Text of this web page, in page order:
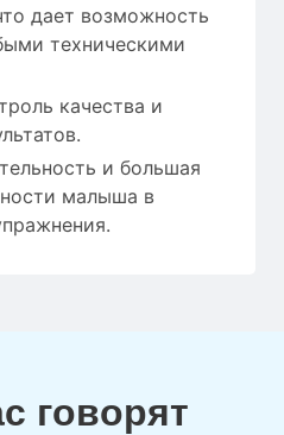
дает возможность
техническими
качества и
и большая
малыша в
говорят